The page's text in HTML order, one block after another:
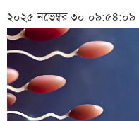
২০২৫ নভেম্বর ৩০ ০৯:৫৪:০৯